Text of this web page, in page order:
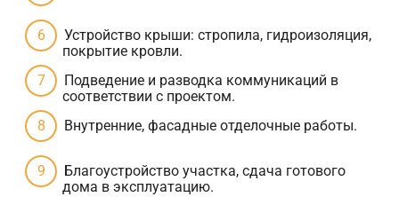
Устройство крыши: стропила, гидроизоляция,
покрытие кровли.
Подведение и разводка коммуникаций в
соответствии с проектом.
Внутренние, фасадные отделочные работы.
Благоустройство участка, сдача готового
дома в эксплуатацию.